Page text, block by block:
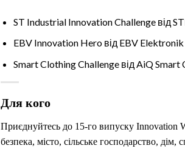
ST Industrial Innovation Challenge від
EBV Innovation Hero від EBV Elektronik
Smart Clothing Challenge від AiQ Smart
Для кого
Приєднуйтесь до 15-го випуску Innovation
безпека, місто, сільське господарство,